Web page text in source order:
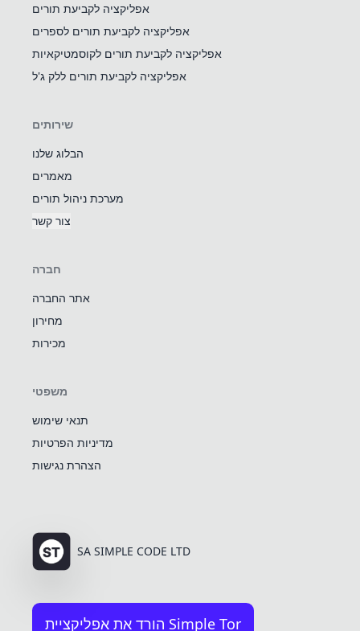
95% מהפניות מקבלות מענה בתוך שעה אחת
אפליקציה לקביעת תורים
אפליקציה לקביעת תורים לספרים
אפליקציה לקביעת תורים לקוסמטיקאיות
אפליקציה לקביעת תורים ללק ג'ל
שירותים
הבלוג שלנו
מאמרים
מערכת ניהול תורים
צור קשר
חברה
אתר החברה
מחירון
מכירות
משפטי
תנאי שימוש
מדיניות הפרטיות
הצהרת נגישות
SA SIMPLE CODE LTD
הורד את אפליקציית Simple Tor